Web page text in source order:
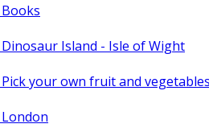
Island - Isle of Wight
your own fruit and